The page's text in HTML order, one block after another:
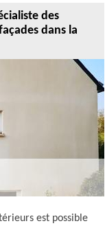
des
dans la
est possible